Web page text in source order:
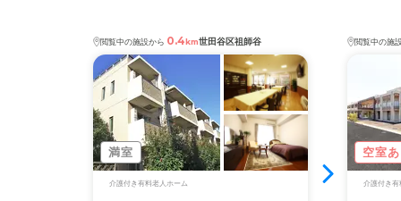
閲覧中の施設から 0.4km世田谷区祖師谷
満室
介護付き有料老人ホーム
閲覧中の施
空室
介護付き有